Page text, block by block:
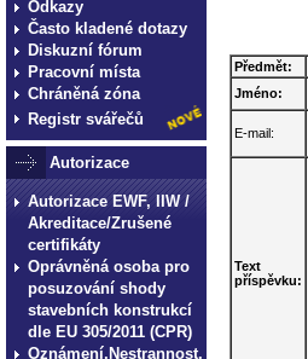
Odkazy
Často kladené dotazy
Diskuzní fórum
Pracovní místa
Chráněná zóna
Registr svářečů
Autorizace
Autorizace EWF, IIW /
Akreditace/Zrušené
certifikáty
Oprávněná osoba pro
posuzování shody
stavebních konstrukcí
dle EU 305/2011 (CPR)
Oznámení,Nestrannost,
Předmět:
Jméno:
E-mail:
Text
příspěvku: